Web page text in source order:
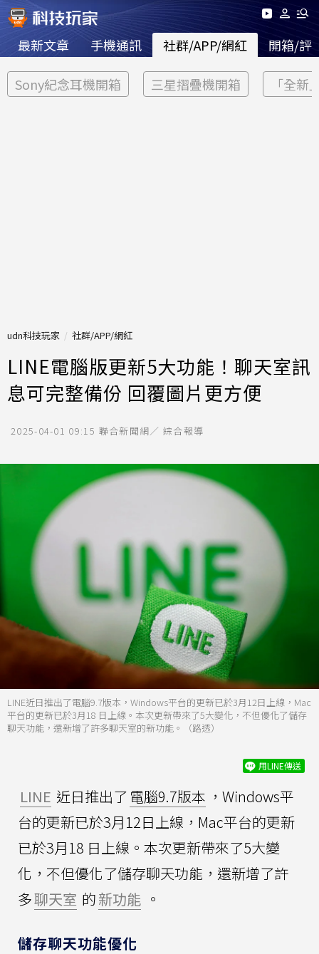
最新文章 手機通訊 社群/APP/網紅 開箱/評
Sony紀念耳機開箱 三星摺疊機開箱 「全新
udn科技玩家 社群/APP/網紅
LINE電腦版更新5大功能！聊天室訊
息可完整備份 回覆圖片更方便
2025-04-01 09:15 聯合新聞網／ 綜合報導
LINE近日推出了電腦9.7版本，Windows平台的更新已於3月12日上線，Mac
平台的更新已於3月18 日上線。本次更新帶來了5大變化，不但優化了儲存
聊天功能，還新增了許多聊天室的新功能。（路透）
用LINE傳送
LINE 近日推出了 電腦9.7版本 ，Windows平
台的更新已於3月12日上線，Mac平台的更新
已於3月18 日上線。本次更新帶來了5大變
化，不但優化了儲存聊天功能，還新增了許
多聊天室 的新功能 。
儲存聊天功能優化